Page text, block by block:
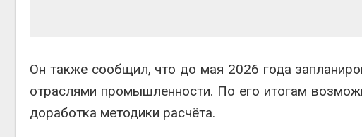
Он также сообщил, что до мая 2026 года
отраслями промышленности. По его итогам
доработка методики расчёта.